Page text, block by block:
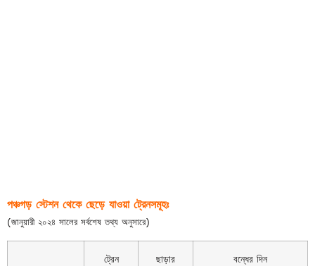
পঞ্চগড় স্টেশন থেকে ছেড়ে যাওয়া ট্রেনসমূহঃ
(জানুয়ারী ২০২৪ সালের সর্বশেষ তথ্য অনুসারে)
ট্রেন
ছাড়ার
বন্ধের দিন